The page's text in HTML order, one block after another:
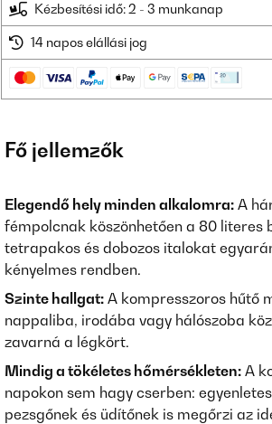
Kézbesítési idő: 2 - 3 munkanap
14 napos elállási jog
Fő jellemzők
Elegendő hely minden alkalomra: A
fémpolcnak köszönhetően a 80
tetrapakos és dobozos italokat
kényelmes rendben.
Szinte hallgat: A kompresszoros hűtő
nappaliba, irodába vagy hálószoba
zavarná a légkört.
Mindig a tökéletes hőmérsékleten: A
napokon sem hagy cserben:
pezsgőnek és üdítőnek is megőrzi az